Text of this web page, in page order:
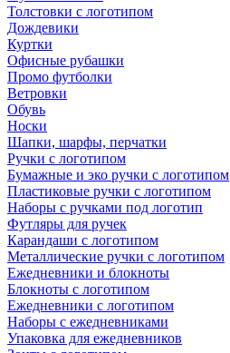
Толстовки с логотипом
Дождевики
Куртки
Офисные рубашки
Промо футболки
Ветровки
Обувь
Носки
Шапки, шарфы, перчатки
Ручки с логотипом
Бумажные и эко ручки с логотипом
Пластиковые ручки с логотипом
Наборы с ручками под логотип
Футляры для ручек
Карандаши с логотипом
Металлические ручки с логотипом
Ежедневники и блокноты
Блокноты с логотипом
Ежедневники с логотипом
Наборы с ежедневниками
Упаковка для ежедневников